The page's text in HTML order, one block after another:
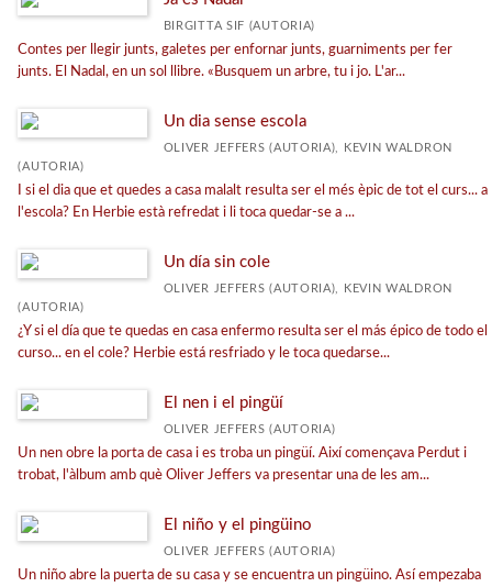
LES NOSTRES COL·LECCIONS
La guàrdia dels mites
Guardianes de los sueños
Infantil gràfica
Juvenil gràfica
Adults gràfica
Llibres cartró
Àlbums informatius
Locomotora
Els amics dels monstres
El Maquinista
BIRGITTA SIF (AUTORIA)
Contes per llegir junts, galetes per enfornar junts, guarniments per fer
junts. El Nadal, en un sol llibre. «Busquem un arbre, tu i jo. L'ar...
Un dia sense escola
OLIVER JEFFERS (AUTORIA), KEVIN WALDRON
(AUTORIA)
I si el dia que et quedes a casa malalt resulta ser el més èpic de tot el curs... a
l'escola? En Herbie està refredat i li toca quedar-se a ...
Un día sin cole
OLIVER JEFFERS (AUTORIA), KEVIN WALDRON
(AUTORIA)
¿Y si el día que te quedas en casa enfermo resulta ser el más épico de todo el
curso... en el cole? Herbie está resfriado y le toca quedarse...
El nen i el pingüí
OLIVER JEFFERS (AUTORIA)
Un nen obre la porta de casa i es troba un pingüí. Així començava Perdut i
trobat, l'àlbum amb què Oliver Jeffers va presentar una de les am...
El niño y el pingüino
OLIVER JEFFERS (AUTORIA)
Un niño abre la puerta de su casa y se encuentra un pingüino. Así empezaba